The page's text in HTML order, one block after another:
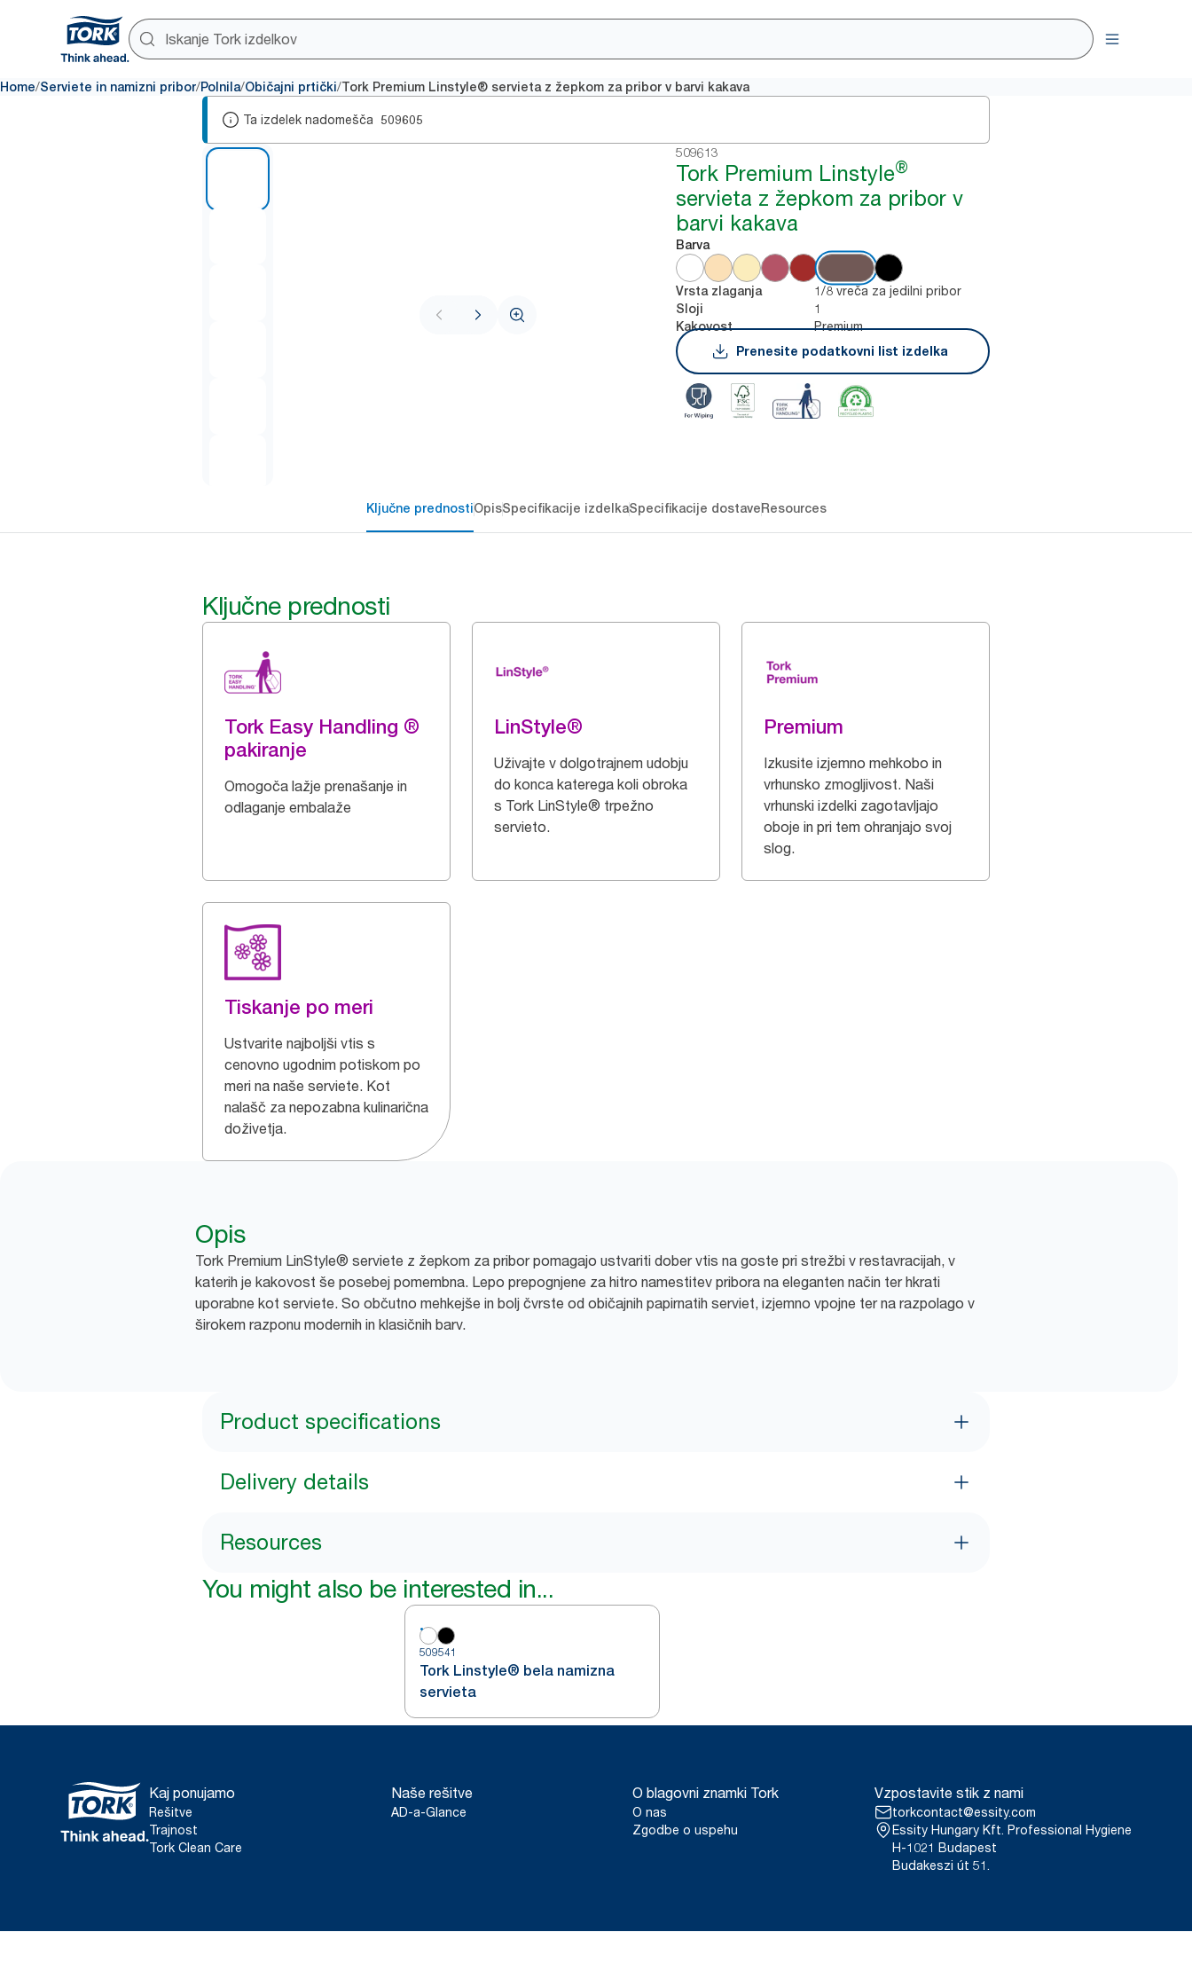
Home/Serviete in namizni pribor/Polnila/Običajni prtički/Tork Premium Linstyle® servieta z žepkom za pribor v barvi kakava
Ta izdelek nadomešča 509605
509613
Tork Premium Linstyle®
servieta z žepkom za pribor v
barvi kakava
Barva
Vrsta zlaganja 1/8 vreča za jedilni pribor
Sloji 1
Kakovost
Premium
Prenesite podatkovni list izdelka
Ključne prednostiOpisSpecifikacije izdelkaSpecifikacije dostaveResources
Ključne prednosti
Tork Easy Handling ®
pakiranje
Omogoča lažje prenašanje in
odlaganje embalaže
LinStyle®
Uživajte v dolgotrajnem udobju
do konca katerega koli obroka
s Tork LinStyle® trpežno
servieto.
Premium
Izkusite izjemno mehkobo in
vrhunsko zmogljivost. Naši
vrhunski izdelki zagotavljajo
oboje in pri tem ohranjajo svoj
slog.
Tiskanje po meri
Ustvarite najboljši vtis s
cenovno ugodnim potiskom po
meri na naše serviete. Kot
nalašč za nepozabna kulinarična
doživetja.
Opis
Tork Premium LinStyle® serviete z žepkom za pribor pomagajo ustvariti dober vtis na goste pri strežbi v restavracijah, v
katerih je kakovost še posebej pomembna. Lepo prepognjene za hitro namestitev pribora na eleganten način ter hkrati
uporabne kot serviete. So občutno mehkejše in bolj čvrste od običajnih papirnatih serviet, izjemno vpojne ter na razpolago v
širokem razponu modernih in klasičnih barv.
Product specifications
Delivery details
Resources
You might also be interested in...
509541
Tork Linstyle® bela namizna
servieta
Kaj ponujamo
Rešitve
Trajnost
Tork Clean Care
Naše rešitve
AD-a-Glance
O blagovni znamki Tork
O nas
Zgodbe o uspehu
Vzpostavite stik z nami
torkcontact@essity.com
Essity Hungary Kft. Professional Hygiene
H-1021 Budapest
Budakeszi út 51.